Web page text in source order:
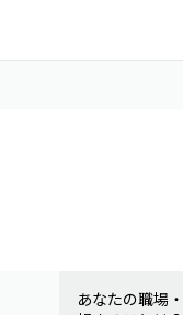
あなたの職場